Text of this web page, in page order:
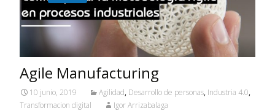
Agile Manufacturing
10 junio, 2019 Agilidad, Desarrollo de personas, Industria 4.0,
Transformacion digital
Igor Arrizabalaga